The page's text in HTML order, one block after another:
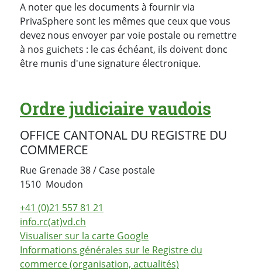
A noter que les documents à fournir via
PrivaSphere sont les mêmes que ceux que vous
devez nous envoyer par voie postale ou remettre
à nos guichets : le cas échéant, ils doivent donc
être munis d'une signature électronique.
Ordre judiciaire vaudois
OFFICE CANTONAL DU REGISTRE DU
COMMERCE
Rue Grenade 38 / Case postale
1510 Moudon
+41 (0)21 557 81 21
info.rc(at)vd.ch
Visualiser sur la carte Google
Informations générales sur le Registre du
commerce (organisation, actualités)